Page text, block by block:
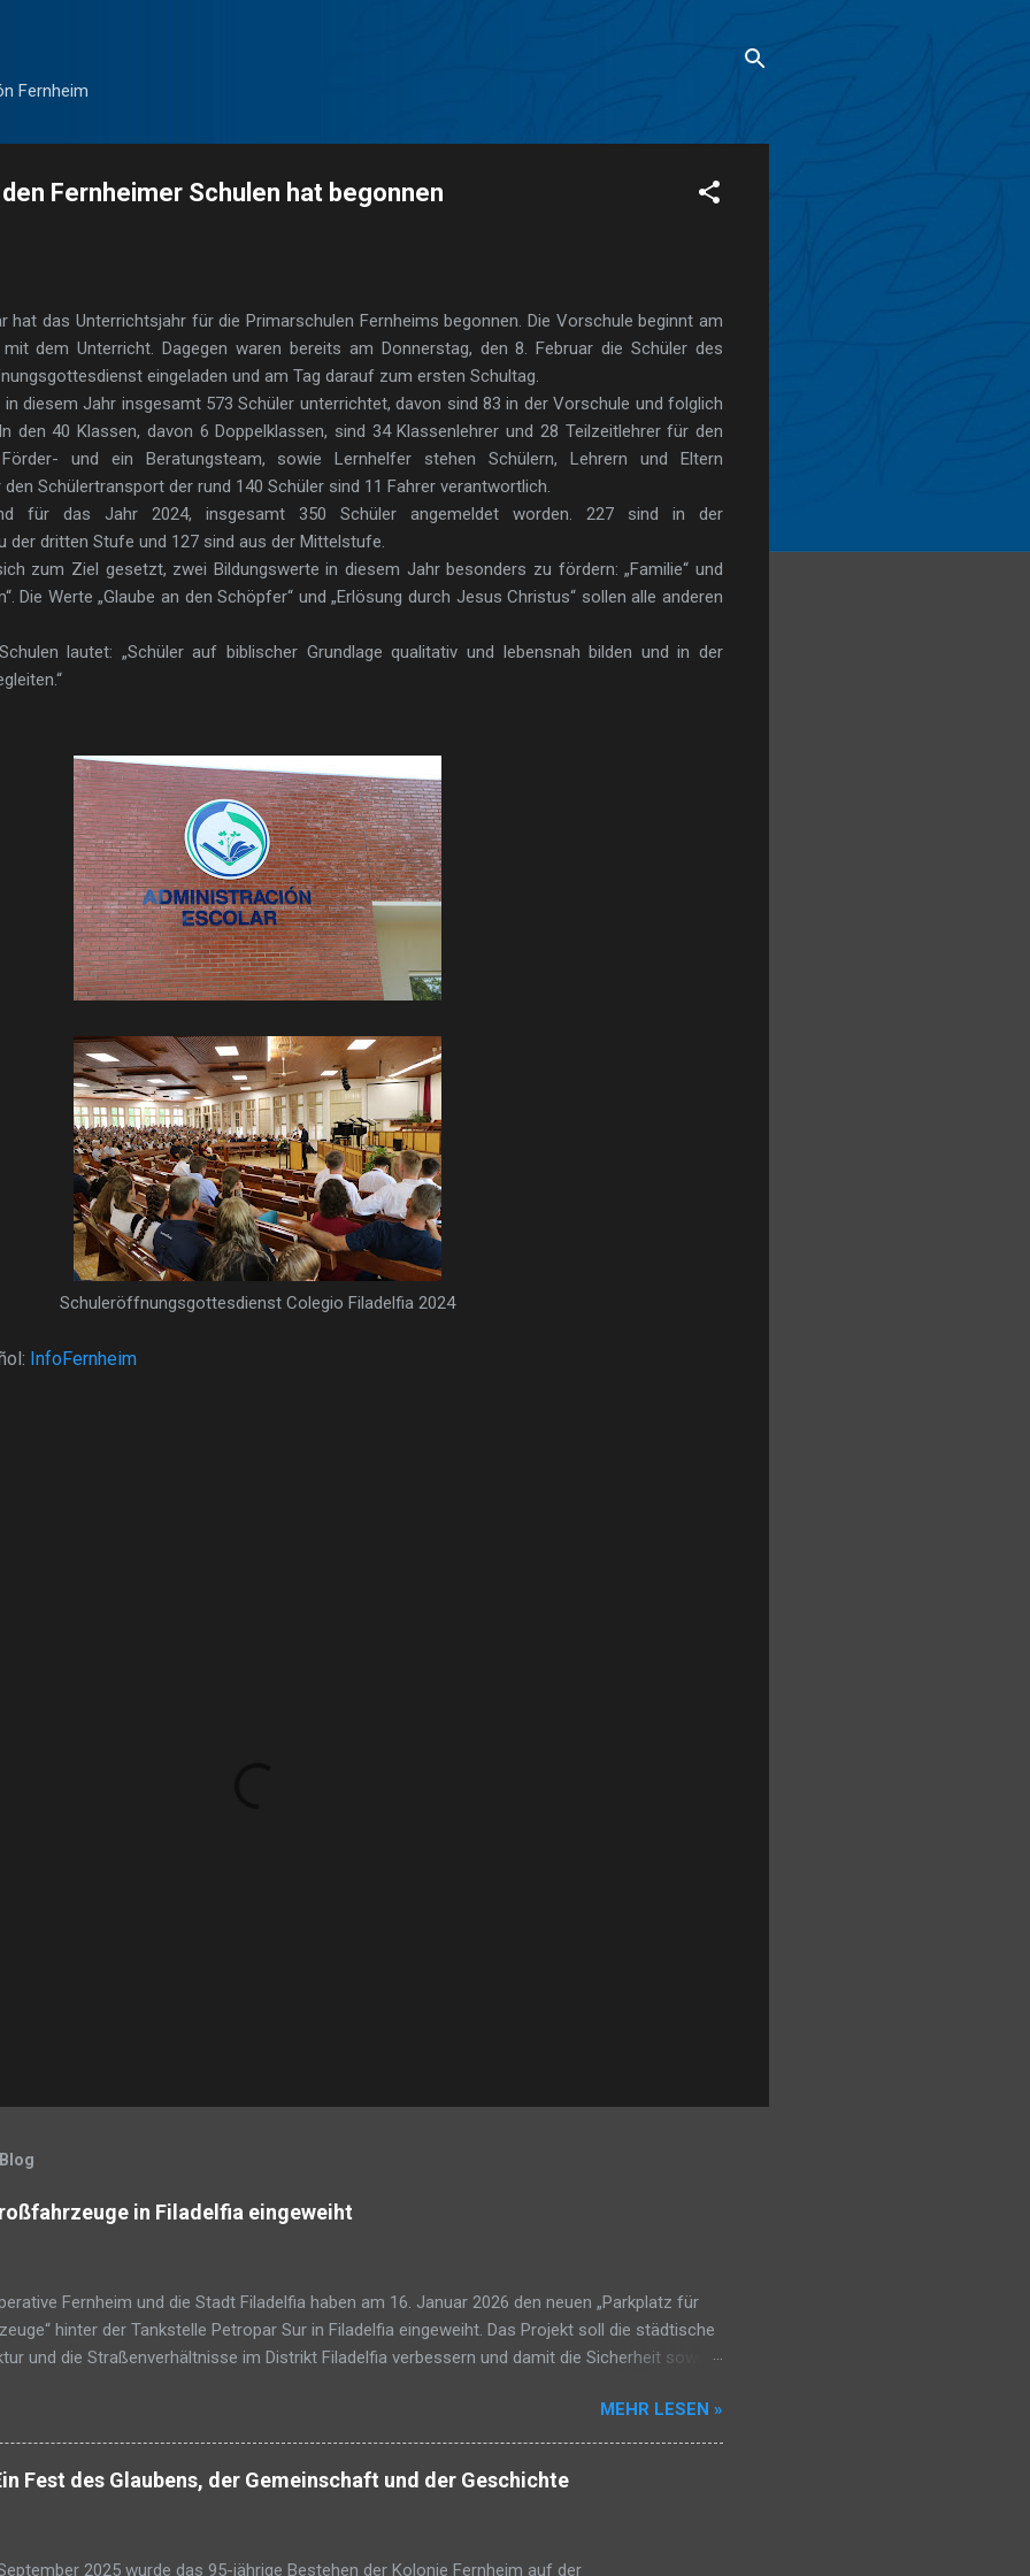
Fernheim
Fernheimer Schulen hat begonnen
hat das Unterrichtsjahr für die Primarschulen Fernheims begonnen. Die Vorschule beginnt am
dem Unterricht. Dagegen waren bereits am Donnerstag, den 8. Februar die Schüler des
eingeladen und am Tag darauf zum ersten Schultag.
diesem Jahr insgesamt 573 Schüler unterrichtet, davon sind 83 in der Vorschule und folglich
den 40 Klassen, davon 6 Doppelklassen, sind 34 Klassenlehrer und 28 Teilzeitlehrer für den
und ein Beratungsteam, sowie Lernhelfer stehen Schülern, Lehrern und Eltern
Schülertransport der rund 140 Schüler sind 11 Fahrer verantwortlich.
für das Jahr 2024, insgesamt 350 Schüler angemeldet worden. 227 sind in der
der dritten Stufe und 127 sind aus der Mittelstufe.
zum Ziel gesetzt, zwei Bildungswerte in diesem Jahr besonders zu fördern: „Familie“ und
Die Werte „Glaube an den Schöpfer“ und „Erlösung durch Jesus Christus“ sollen alle anderen
lautet: „Schüler auf biblischer Grundlage qualitativ und lebensnah bilden und in der
Schuleröffnungsgottesdienst Colegio Filadelfia 2024
InfoFernheim
in Filadelfia eingeweiht
Fernheim und die Stadt Filadelfia haben am 16. Januar 2026 den neuen „Parkplatz für
hinter der Tankstelle Petropar Sur in Filadelfia eingeweiht. Das Projekt soll die städtische
und die Straßenverhältnisse im Distrikt Filadelfia verbessern und damit die Sicherheit sowie
lang ersehntes Vorhaben in Erfüllung gehe und sich das Bild an der Einfahrt Filadelfias dadurch
werde. Das Grundstück wird künftig als Parkplatz für Großfahrzeuge genutzt und
150 m von der Sammelstraße am Seitenweg der Tankstelle Petropar Sur. Die Übergabe erfolgte
eines Kooperationsvertrags zwischen der Stadtverwaltung und der Kooperative Fernheim,
Februar 2025 unterzeichnet worden war. Die Stadt Filadelfia übernimmt das Grundstück, sorgt
MEHR LESEN »
Fest des Glaubens, der Gemeinschaft und der Geschichte
2025 wurde das 95-jährige Bestehen der Kolonie Fernheim auf der